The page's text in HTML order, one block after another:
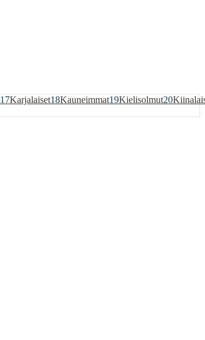
17Karjalaiset18Kauneimmat19Kielisolmut20